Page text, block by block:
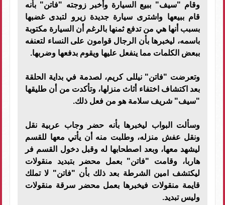
وقام "سيف" ببيع السيارة وأخبر زوجته "فاتن" بأنه
قام ببيعها واشترى سيارة جديدة زيرو لتبدى غضبها
بسبب أنها هي من تدفع ثمنها بالرغم أن السيارة مكتوبة
باسمه، ليخبرها بأن الرجال قوامون على النساء لتعنفه
ببعض الكلمات مما ينفعل عليها ويقوم بدفعها وضربها.
وتعرضت "فاتن" نيللى كريم، لصدمة في بداية الحلقة
بعد اكتشاف اختفاء أثاث منزلها، وتأكدت من أن طليقها
"سيف" شريف سلامة هو من فعل ذلك.
وسألت البواب ليخبرها بأنه حضر وجاب عربية نقل
ونقل عفش منزله، وطلبت منه أن يأتي معها للقسم
ليشهد معها، وبعد اصطحابها له وقبل دخول القسم فر
هاربا، وقامت "فاتن" بعمل محضر بتبديد منقولات
ليكتشف امين الشرطة بعد ذلك بأن "فاتن" لا تملك
قايمة منقولات فيخبرها بعمل محضر سرقة منقولات
وليس تبديد.